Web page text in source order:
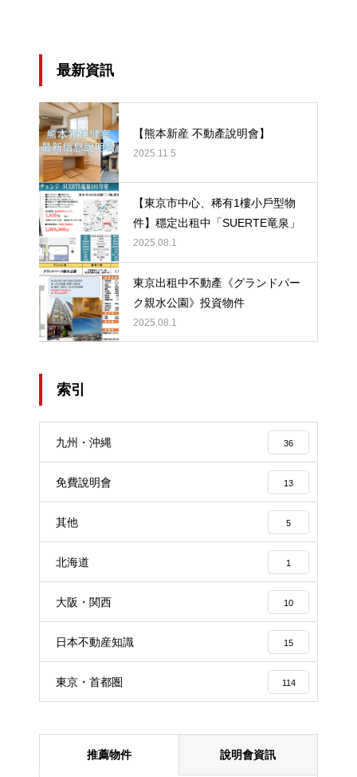
最新資訊
【熊本新産 不動產說明會】
2025.11.5
【東京市中心、稀有1樓小戶型物
件】穩定出租中「SUERTE竜泉」
2025.08.1
東京出租中不動產《グランドパー
ク親水公園》投資物件
2025.08.1
索引
九州・沖縄 36
免費說明會 13
其他 5
北海道 1
大阪・関西 10
日本不動産知識 15
東京・首都圏 114
推薦物件 說明會資訊